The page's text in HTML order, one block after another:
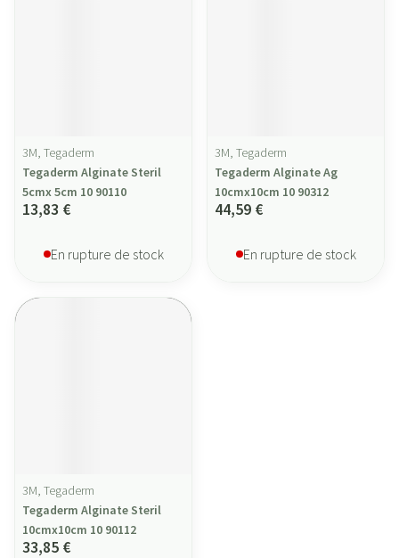
3M, Tegaderm
Tegaderm Alginate Steril
5cmx 5cm 10 90110
13,83 €
En rupture de stock
3M, Tegaderm
Tegaderm Alginate Ag
10cmx10cm 10 90312
44,59 €
En rupture de stock
3M, Tegaderm
Tegaderm Alginate Steril
10cmx10cm 10 90112
33,85 €